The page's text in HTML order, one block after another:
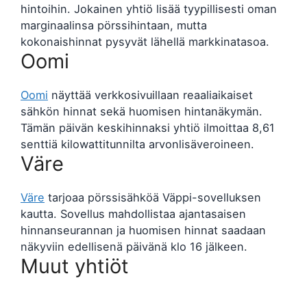
hintoihin. Jokainen yhtiö lisää tyypillisesti oman
marginaalinsa pörssihintaan, mutta
kokonaishinnat pysyvät lähellä markkinatasoa.
Oomi
Oomi näyttää verkkosivuillaan reaaliaikaiset
sähkön hinnat sekä huomisen hintanäkymän.
Tämän päivän keskihinnaksi yhtiö ilmoittaa 8,61
senttiä kilowattitunnilta arvonlisäveroineen.
Väre
Väre tarjoaa pörssisähköä Väppi-sovelluksen
kautta. Sovellus mahdollistaa ajantasaisen
hinnanseurannan ja huomisen hinnat saadaan
näkyviin edellisenä päivänä klo 16 jälkeen.
Muut yhtiöt